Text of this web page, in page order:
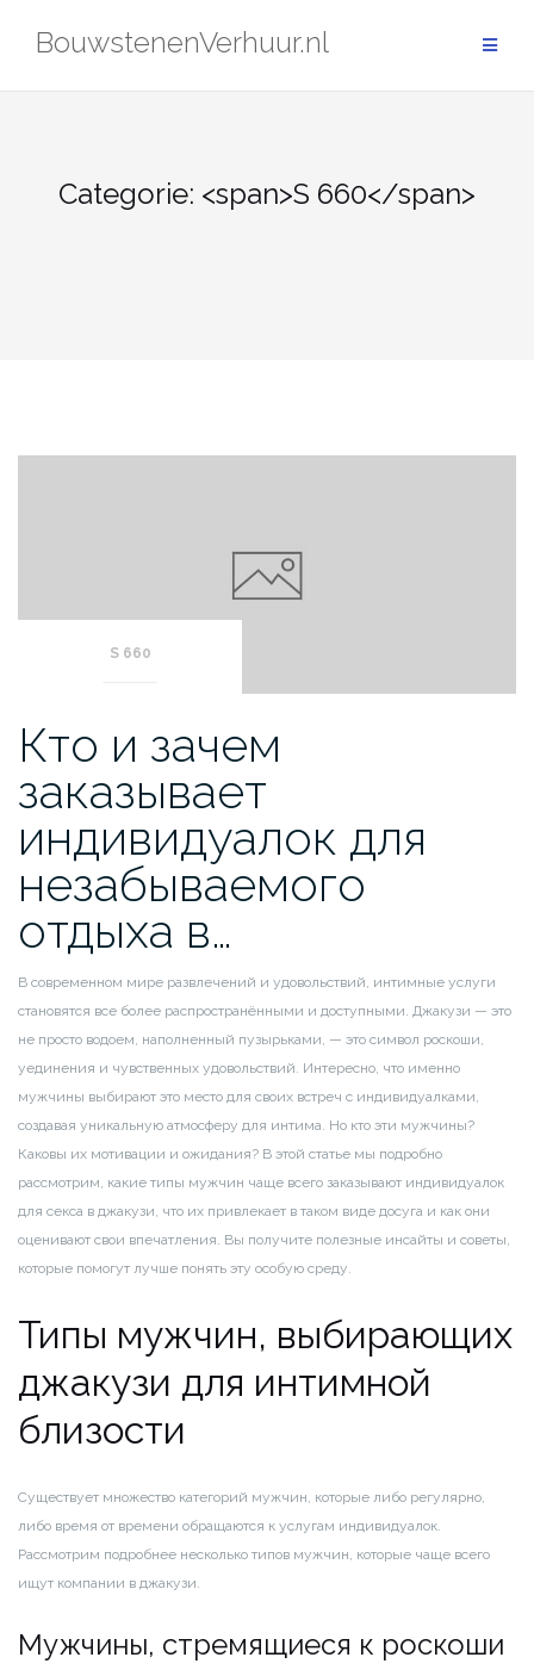
BouwstenenVerhuur.nl
Categorie: <span>S 660</span>
S 660
Кто и зачем
заказывает
индивидуалок для
незабываемого
отдыха в…
В современном мире развлечений и удовольствий, интимные услуги
становятся все более распространёнными и доступными. Джакузи — это
не просто водоем, наполненный пузырьками, — это символ роскоши,
уединения и чувственных удовольствий. Интересно, что именно
мужчины выбирают это место для своих встреч с индивидуалками,
создавая уникальную атмосферу для интима. Но кто эти мужчины?
Каковы их мотивации и ожидания? В этой статье мы подробно
рассмотрим, какие типы мужчин чаще всего заказывают индивидуалок
для секса в джакузи, что их привлекает в таком виде досуга и как они
оценивают свои впечатления. Вы получите полезные инсайты и советы,
которые помогут лучше понять эту особую среду.
Типы мужчин, выбирающих
джакузи для интимной
близости
Существует множество категорий мужчин, которые либо регулярно,
либо время от времени обращаются к услугам индивидуалок.
Рассмотрим подробнее несколько типов мужчин, которые чаще всего
ищут компании в джакузи.
Мужчины, стремящиеся к роскоши